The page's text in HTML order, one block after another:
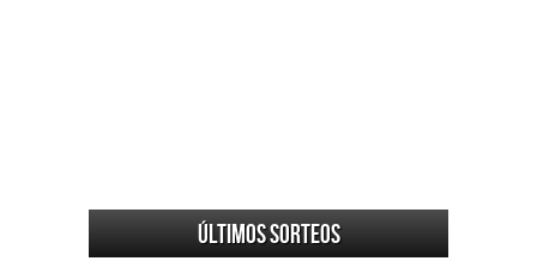
Últimos sorteos